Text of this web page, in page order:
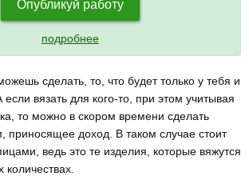
Опубликуй работу
подробнее
сделать, то, что будет только у тебя и
вязать для кого-то, при этом учитывая
то можно в скором времени сделать
доход. В таком случае стоит
ведь это те изделия, которые вяжутся